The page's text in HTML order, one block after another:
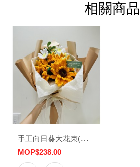
相關商品
手工向日葵大花束(限量)
MOP$238.00